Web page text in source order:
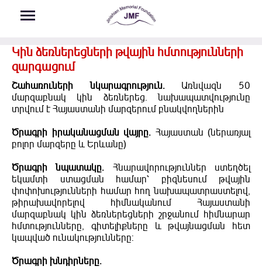
Կին ձեռներեցների թվային հմտությունների
զարգացում
Շահառուների նկարագրություն.Առնվազն 50
մարզաբնակ կին ձեռներեց. նախապատվությունը
տրվում է Հայաստանի մարզերում բնակվողներին
Ծրագրի իրականացման վայրը. Հայաստան (ներառյալ
բոլոր մարզերը և Երևանը)
Ծրագրի նպատակը. Հնարավորություններ ստեղծել
եկամտի ստացման համար՝ բիզնեսում թվային
փոփոխությունների համար հող նախապատրաստելով,
թիրախավորելով հիմնականում Հայաստանի
մարզաբնակ կին ձեռներեցների շրջանում հիմնարար
հմտությունները, գիտելիքները և թվայնացման հետ
կապված ունակությունները:
Ծրագրի խնդիրները.